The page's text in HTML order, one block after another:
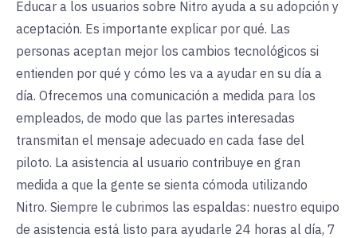
Educar a los usuarios sobre Nitro ayuda a su adopción y
aceptación. Es importante explicar por qué. Las
personas aceptan mejor los cambios tecnológicos si
entienden por qué y cómo les va a ayudar en su día a
día. Ofrecemos una comunicación a medida para los
empleados, de modo que las partes interesadas
transmitan el mensaje adecuado en cada fase del
piloto. La asistencia al usuario contribuye en gran
medida a que la gente se sienta cómoda utilizando
Nitro. Siempre le cubrimos las espaldas: nuestro equipo
de asistencia está listo para ayudarle 24 horas al día, 7